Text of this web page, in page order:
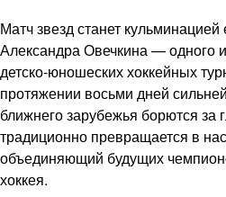
Матч звезд станет кульминацией
Александра Овечкина — одного
детско-юношеских хоккейных
протяжении восьми дней
ближнего зарубежья борются
традиционно превращается в
объединяющий будущих
хоккея.